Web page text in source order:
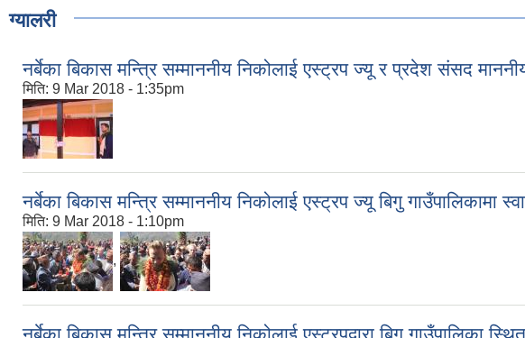
ग्यालरी
नर्बेका बिकास मन्त्रि सम्माननीय निकोलाई एस्ट्रप ज्यू र प्रदेश संसद माननीय
मिति: 9 Mar 2018 - 1:35pm
नर्बेका बिकास मन्त्रि सम्माननीय निकोलाई एस्ट्रप ज्यू बिगु गाउँपालिकामा
मिति: 9 Mar 2018 - 1:10pm
,
नर्बेका बिकास मन्त्रि सम्माननीय निकोलाई एस्ट्रपद्वारा बिगु गाउँपालिका